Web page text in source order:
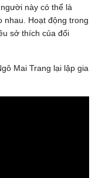
này có thể là
nhau. Hoạt động trong
sở thích của đối
Mai Trang lại lập gia